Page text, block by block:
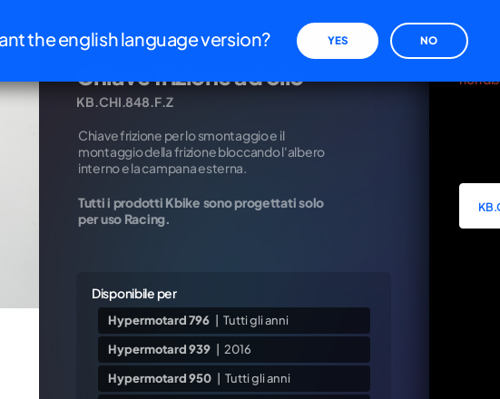
Chiavi speciali
Chiave frizione ad olio
KB.CHI.848.F.Z
Chiave frizione per lo smontaggio e il
montaggio della frizione bloccando l'albero
interno e la campana esterna.
Tutti i prodotti Kbike sono progettati solo
per uso Racing.
Disponibile per
Hypermotard 796 | Tutti gli anni
Hypermotard 939 2016
Hypermotard 950 Tutti gli anni
non
AGGIUNGI AL
the english language version? YES NO
Le tue preferenze relative alla privacy